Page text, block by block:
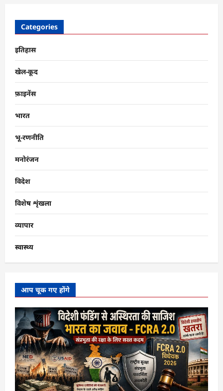
Categories
इतिहास
खेल-कूद
फ़ाइनेंस
भारत
भू-रणनीति
मनोरंजन
विदेश
विशेष शृंखला
व्यापार
स्वास्थ्य
आप चूक गए होंगे